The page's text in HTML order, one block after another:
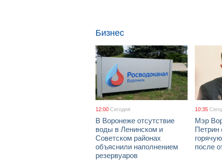
Бизнес
12:00 Сегодня
В Воронеже отсутствие
воды в Ленинском и
Советском районах
объяснили наполнением
резервуаров
10:35
Мэр
Петрин
после